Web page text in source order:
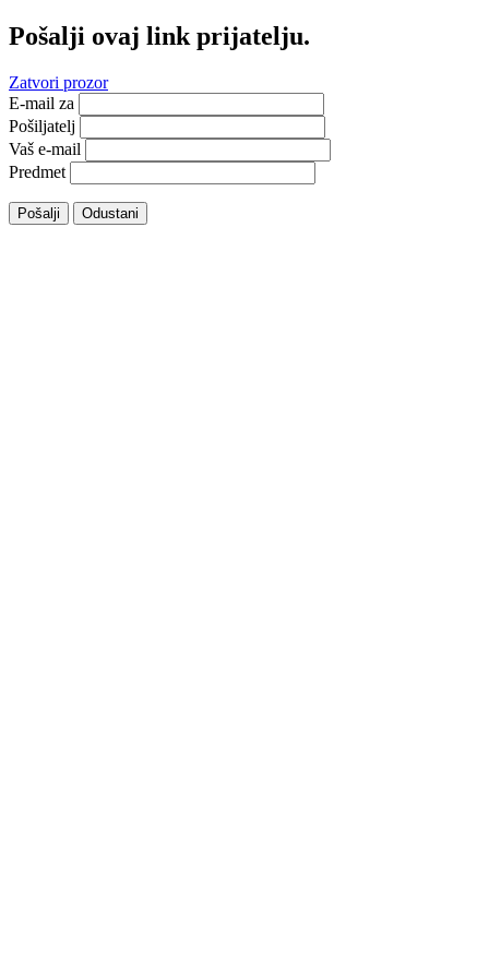
Pošalji ovaj link prijatelju.
Zatvori prozor
E-mail za
Pošiljatelj
Vaš e-mail
Predmet
Pošalji Odustani